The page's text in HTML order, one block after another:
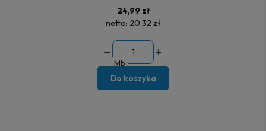
24,99 zł
netto: 20,32 zł
Mb
Do koszyka